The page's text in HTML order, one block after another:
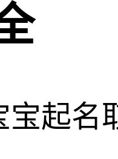
宝起名